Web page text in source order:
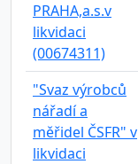
PRAHA,a.s.v
likvidaci
(00674311)
"Svaz výrobců
nářadí a
měřidel ČSFR" v
likvidaci